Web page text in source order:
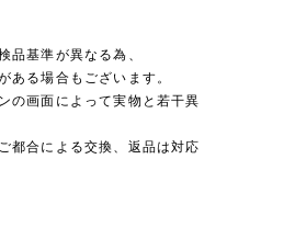
品基準が異なる為、
る場合もございます。
の画面によって実物と若干異
都合による交換、返品は対応